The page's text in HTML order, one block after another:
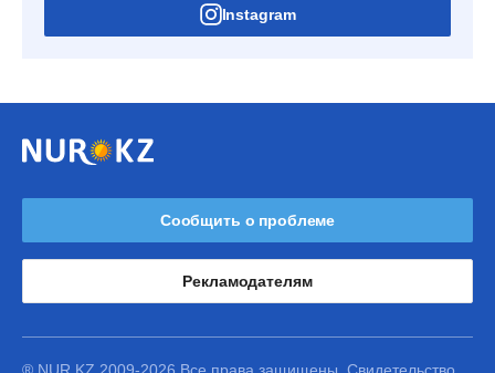
Instagram
Сообщить о проблеме
Рекламодателям
® NUR.KZ 2009-2026 Все права защищены. Свидетельство